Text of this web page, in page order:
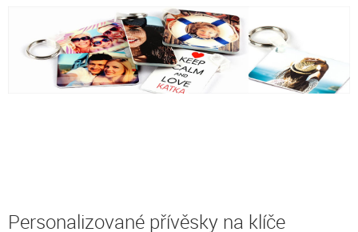
Personalizované přívěsky na klíče